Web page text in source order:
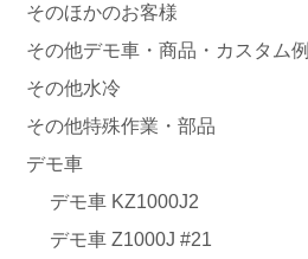
そのほかのお客様
その他デモ車・商品・カスタム例
その他水冷
その他特殊作業・部品
デモ車
デモ車 KZ1000J2
デモ車 Z1000J #21